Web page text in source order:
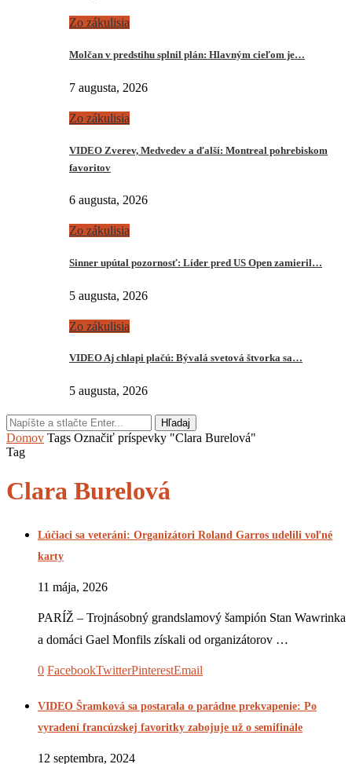
Zo zákulisia
Molčan v predstihu splnil plán: Hlavným cieľom je…
7 augusta, 2026
Zo zákulisia
VIDEO Zverev, Medvedev a ďalší: Montreal pohrebiskom
favoritov
6 augusta, 2026
Zo zákulisia
Sinner upútal pozornosť: Líder pred US Open zamieril…
5 augusta, 2026
Zo zákulisia
VIDEO Aj chlapi plačú: Bývalá svetová štvorka sa…
5 augusta, 2026
Hľadaj
Domov Tags Označiť príspevky "Clara Burelová"
Tag
Clara Burelová
Lúčiaci sa veteráni: Organizátori Roland Garros udelili voľné
karty
11 mája, 2026
PARÍŽ – Trojnásobný grandslamový šampión Stan Wawrinka
a domáci Gael Monfils získali od organizátorov …
0 FacebookTwitterPinterestEmail
VIDEO Šramková sa postarala o parádne prekvapenie: Po
vyradení francúzskej favoritky zabojuje už o semifinále
12 septembra, 2024